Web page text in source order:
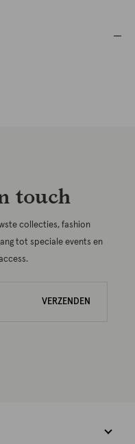
touch
collecties, fashion
tot speciale events en
VERZENDEN